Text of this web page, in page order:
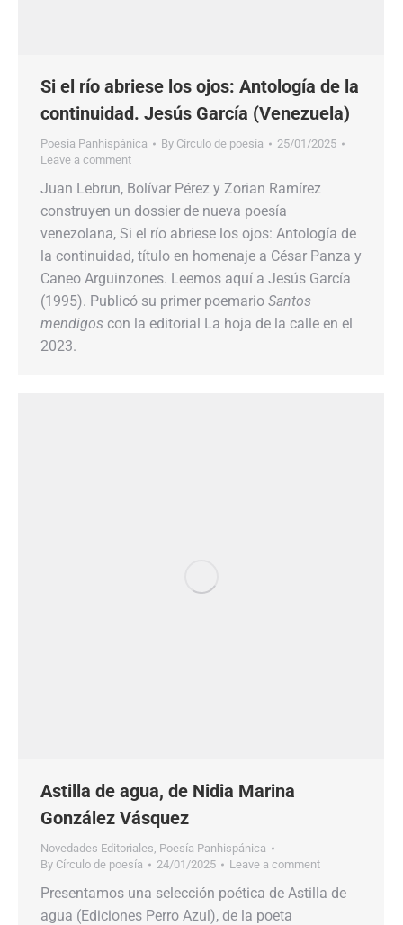
Si el río abriese los ojos: Antología de la
continuidad. Jesús García (Venezuela)
Poesía Panhispánica By Círculo de poesía
25/01/2025
Leave a comment
Juan Lebrun, Bolívar Pérez y Zorian Ramírez
construyen un dossier de nueva poesía
venezolana, Si el río abriese los ojos: Antología de
la continuidad, título en homenaje a César Panza y
Caneo Arguinzones. Leemos aquí a Jesús García
(1995). Publicó su primer poemario Santos
mendigos con la editorial La hoja de la calle en el
2023.
Astilla de agua, de Nidia Marina
González Vásquez
Novedades Editoriales, Poesía Panhispánica
By Círculo de poesía 24/01/2025 Leave a comment
Presentamos una selección poética de Astilla de
agua (Ediciones Perro Azul), de la poeta